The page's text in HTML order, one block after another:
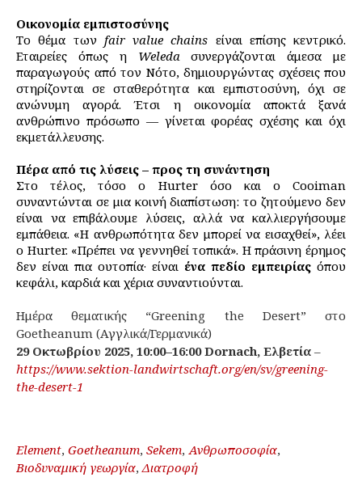
Οικονομία εμπιστοσύνης
Το θέμα των fair value chains είναι επίσης κεντρικό.
Εταιρείες όπως η Weleda συνεργάζονται άμεσα με
παραγωγούς από τον Νότο, δημιουργώντας σχέσεις που
στηρίζονται σε σταθερότητα και εμπιστοσύνη, όχι σε
ανώνυμη αγορά. Έτσι η οικονομία αποκτά ξανά
ανθρώπινο πρόσωπο — γίνεται φορέας σχέσης και όχι
εκμετάλλευσης.
Πέρα από τις λύσεις – προς τη συνάντηση
Στο τέλος, τόσο ο Hurter όσο και ο Cooiman
συναντώνται σε μια κοινή διαπίστωση: το ζητούμενο δεν
είναι να επιβάλουμε λύσεις, αλλά να καλλιεργήσουμε
εμπάθεια. «Η ανθρωπότητα δεν μπορεί να εισαχθεί», λέει
ο Hurter. «Πρέπει να γεννηθεί τοπικά». Η πράσινη έρημος
δεν είναι πια ουτοπία· είναι ένα πεδίο εμπειρίας όπου
κεφάλι, καρδιά και χέρια συναντιούνται.
Ημέρα θεματικής “Greening the Desert” στο
Goetheanum (Αγγλικά/Γερμανικά)
29 Οκτωβρίου 2025, 10:00–16:00 Dornach, Ελβετία –
https://www.sektion-landwirtschaft.org/en/sv/greening-
the-desert-1
Element, Goetheanum, Sekem, Ανθρωποσοφία,
Βιοδυναμική γεωργία, Διατροφή